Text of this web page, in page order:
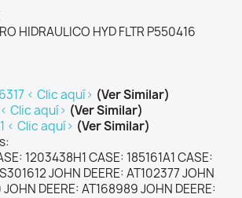
HIDRAULICO HYD FLTR P550416
< Clic aquí> (Ver Similar)
Clic aquí> (Ver Similar)
< Clic aquí> (Ver Similar)
1203438H1 CASE: 185161A1 CASE:
JOHN DEERE: AT102377 JOHN
DEERE: AT168989 JOHN DEERE: